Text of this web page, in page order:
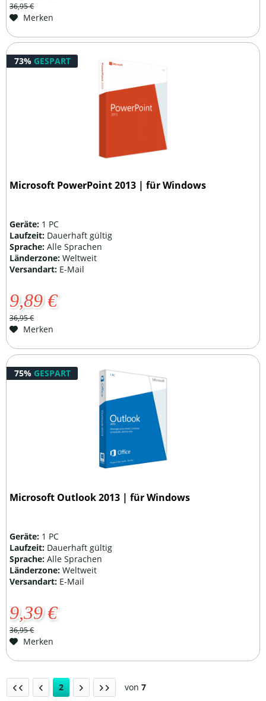
36,95 €
Merken
73% GESPART
Microsoft PowerPoint 2013 | für Windows
Geräte: 1 PC
Laufzeit: Dauerhaft gültig
Sprache:Alle Sprachen
Länderzone:Weltweit
Versandart: E-Mail
9,89 €
36,95 €
Merken
75% GESPART
Microsoft Outlook 2013 | für Windows
Geräte: 1 PC
Laufzeit: Dauerhaft gültig
Sprache:Alle Sprachen
Länderzone:Weltweit
Versandart: E-Mail
9,39 €
36,95 €
Merken
2 von 7